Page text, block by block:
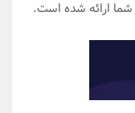
شما ارائه شده است.